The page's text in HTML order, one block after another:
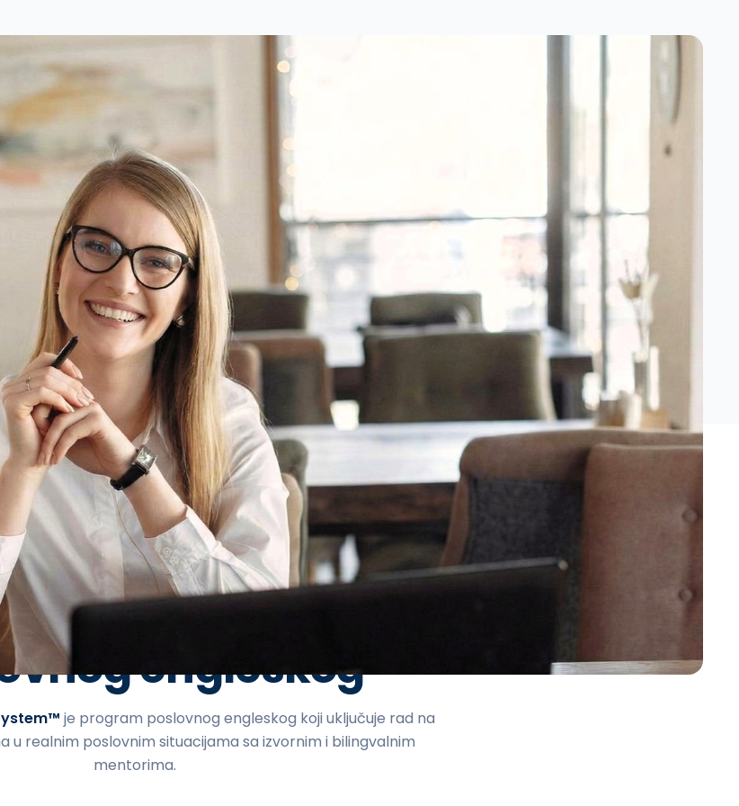
POSLOVNI ENGLESKI 1-NA-1
kurs
engleskog
je program poslovnog engleskog koji uključuje rad na
u realnim poslovnim situacijama sa izvornim i bilingvalnim
mentorima.